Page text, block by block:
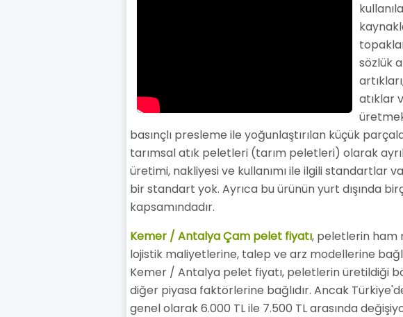
sözlük
atıklar
basınçlı presleme ile yoğunlaştırılan küçük
tarımsal atık peletleri (tarım peletleri) olarak
üretimi, nakliyesi ve kullanımı ile ilgili standartlar
bir standart yok. Ayrıca bu ürünün yurt dışında
kapsamındadır.
Kemer / Antalya Çam pelet fiyatı, peletlerin ham
lojistik maliyetlerine, talep ve arz modellerine
Kemer / Antalya pelet fiyatı, peletlerin üretildiği
diğer piyasa faktörlerine bağlıdır. Ancak
genel olarak 6.000 TL ile 7.500 TL arasında